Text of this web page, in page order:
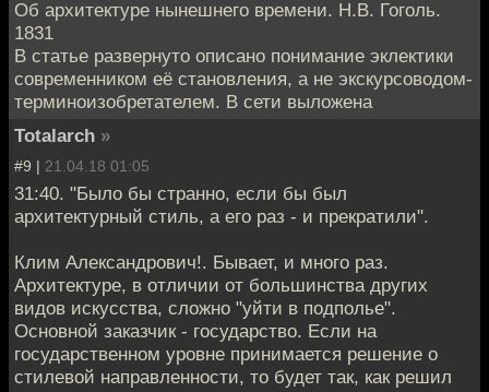
Об архитектуре нынешнего времени. Н.В. Гоголь.
1831
В статье развернуто описано понимание эклектики
современником её становления, а не экскурсоводом-
терминоизобретателем. В сети выложена
Totalarch »
#9 | 21.04.18 01:05
31:40. "Было бы странно, если бы был
архитектурный стиль, а его раз - и прекратили".
Клим Александрович!. Бывает, и много раз.
Архитектуре, в отличии от большинства других
видов искусства, сложно "уйти в подполье".
Основной заказчик - государство. Если на
государственном уровне принимается решение о
стилевой направленности, то будет так, как решил